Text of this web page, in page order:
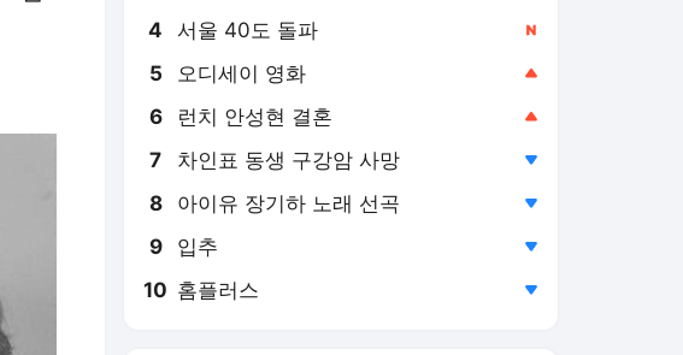
4 서울 40도 돌파
5 오디세이 영화
6 런치 안성현 결혼
7 차인표 동생 구강암 사망
8 아이유 장기하 노래 선곡
9 입추
10 홈플러스